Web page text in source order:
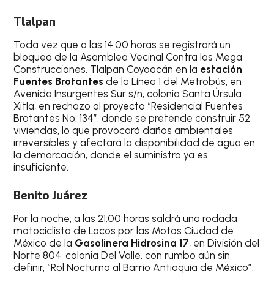
Tlalpan
Toda vez que a las 14:00 horas se registrará un
bloqueo de la Asamblea Vecinal Contra las Mega
Construcciones, Tlalpan Coyoacán en la estación
Fuentes Brotantes de la Línea 1 del Metrobús, en
Avenida Insurgentes Sur s/n, colonia Santa Úrsula
Xitla, en rechazo al proyecto “Residencial Fuentes
Brotantes No. 134”, donde se pretende construir 52
viviendas, lo que provocará daños ambientales
irreversibles y afectará la disponibilidad de agua en
la demarcación, donde el suministro ya es
insuficiente.
Benito Juárez
Por la noche, a las 21:00 horas saldrá una rodada
motociclista de Locos por las Motos Ciudad de
México de la Gasolinera Hidrosina 17, en División del
Norte 804, colonia Del Valle, con rumbo aún sin
definir, “Rol Nocturno al Barrio Antioquia de México”.